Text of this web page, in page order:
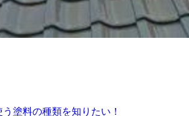
塗料の種類を知りたい！